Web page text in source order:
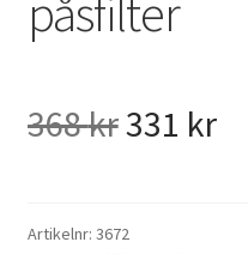
påsfilter
368krDet
priset
331 krDet
Artikelnr: 3672